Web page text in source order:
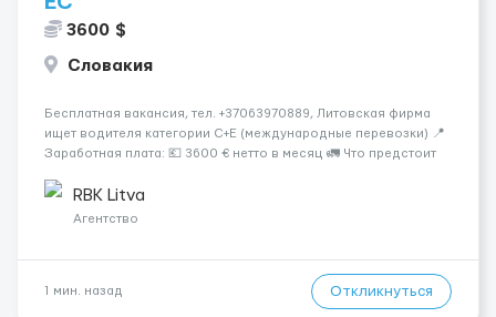
3600 $
Словакия
Бесплатная вакансия, тел. +37063970889, Литовская фирма
ищет водителя категории C+E (международные перевозки) 📍
Заработная плата: 💶 3600 € нетто в месяц 🚛 Что предстоит
рефрижераторах. В среднем 400–500 км в день. Погрузки и
разгрузки...
RBK Litva
Агентство
1 мин. назад Откликнуться